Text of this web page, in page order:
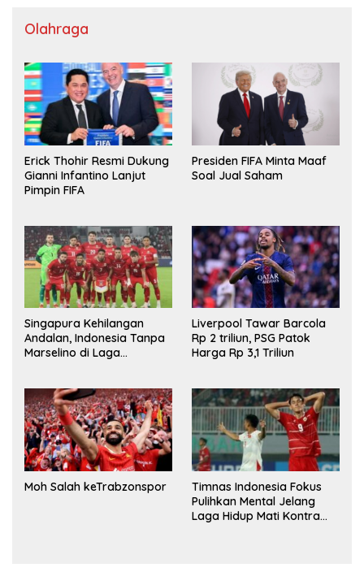
Olahraga
Erick Thohir Resmi Dukung
Gianni Infantino Lanjut
Pimpin FIFA
Presiden FIFA Minta Maaf
Soal Jual Saham
Singapura Kehilangan
Andalan, Indonesia Tanpa
Marselino di Laga
Liverpool Tawar Barcola
Rp 2 triliun, PSG Patok
Harga Rp 3,1 Triliun
Moh Salah keTrabzonspor
Timnas Indonesia Fokus
Pulihkan Mental Jelang
Laga Hidup Mati Kontra